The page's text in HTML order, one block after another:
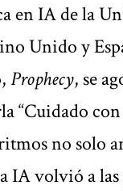
en IA de la
Unido y
Prophecy, se
“Cuidado
no solo
IA volvió a